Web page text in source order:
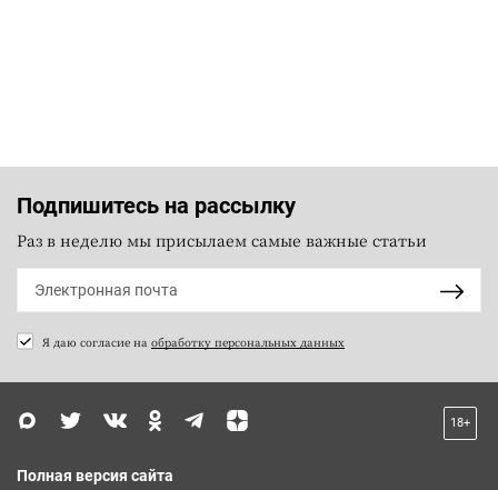
Подпишитесь на рассылку
Раз в неделю мы присылаем самые важные статьи
Я даю согласие на обработку персональных данных
18+
Полная версия сайта